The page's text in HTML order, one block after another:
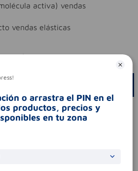
activa) vendas
vendas elásticas
2016dm-0014887
UN COMENTARIO
para escribir un comentario
o arrastra el PIN en el
productos, precios y
en tu zona